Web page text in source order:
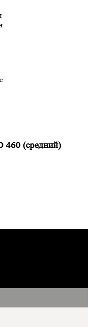
460 (средний)